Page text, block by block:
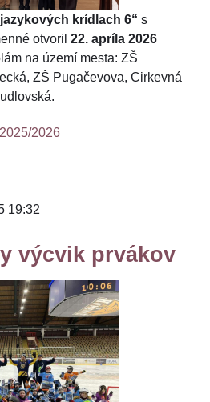
jazykových krídlach 6“ s
otvoril 22. apríla 2026
na území mesta: ZŠ
ZŠ Pugačevova, Cirkevná
2026
19:32
výcvik prvákov